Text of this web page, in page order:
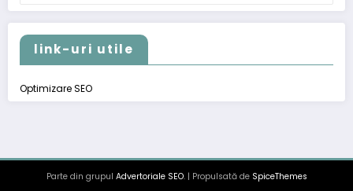
link-uri utile
Optimizare SEO
Parte din grupul Advertoriale SEO. | Propulsată de SpiceThemes